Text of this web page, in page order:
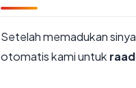
Setelah memadukan
otomatis kami untuk